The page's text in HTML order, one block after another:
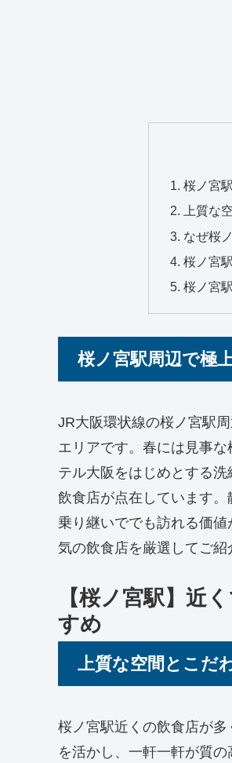
桜ノ宮
上質な
なぜ桜
桜ノ宮
桜ノ宮
桜ノ宮駅周辺で極
JR大阪環状線の桜ノ宮駅
エリアです。春には見事
テル大阪をはじめとする
飲食店が点在しています
乗り継いででも訪れる価
気の飲食店を厳選してご紹
【桜ノ宮駅】近
すめ
上質な空間とこだ
桜ノ宮駅近くの飲食店が
を活かし、一軒一軒が質